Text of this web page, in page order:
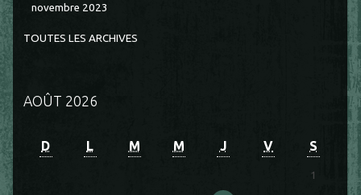
novembre 2023
TOUTES LES ARCHIVES
AOÛT 2026
D L M M J V S
1